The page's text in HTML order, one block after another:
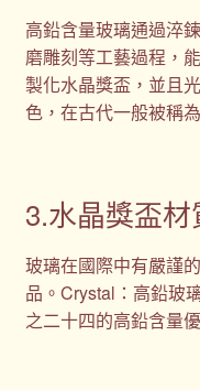
高鉛含量玻璃通過淬
磨雕刻等工藝過程，
製化水晶獎盃，並且
色，在古代一般被稱
3.水晶獎盃
玻璃在國際中有嚴謹
品。Crystal：高鉛玻
之二十四的高鉛含量